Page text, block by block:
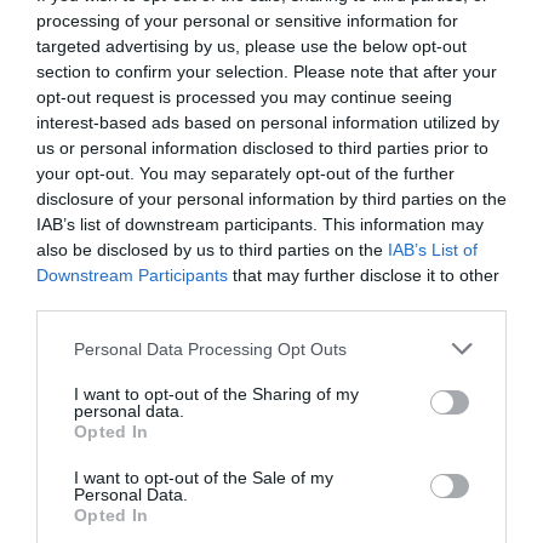
processing of your personal or sensitive information for
targeted advertising by us, please use the below opt-out
section to confirm your selection. Please note that after your
opt-out request is processed you may continue seeing
interest-based ads based on personal information utilized by
us or personal information disclosed to third parties prior to
your opt-out. You may separately opt-out of the further
disclosure of your personal information by third parties on the
IAB’s list of downstream participants. This information may
also be disclosed by us to third parties on the IAB’s List of
Downstream Participants that may further disclose it to other
Please note that this website/app uses one or more Google
not limited to your visit or usage behaviour. You may click to
grant or deny consent to Google and its third-party tags to
use your data for below specified purposes in below Google
consent section.
Personal Data Processing Opt Outs
I want to opt-out of the Sharing of my
personal data.
Opted In
I want to opt-out of the Sale of my
Personal Data.
Opted In
traktorpiacot
Ennyibe kerül a traktoros jogosítvány megszerzése
Ez az új Zetor akar betörni a hazai traktorpiacra
agrár volkswagen elektromos traktor új gép